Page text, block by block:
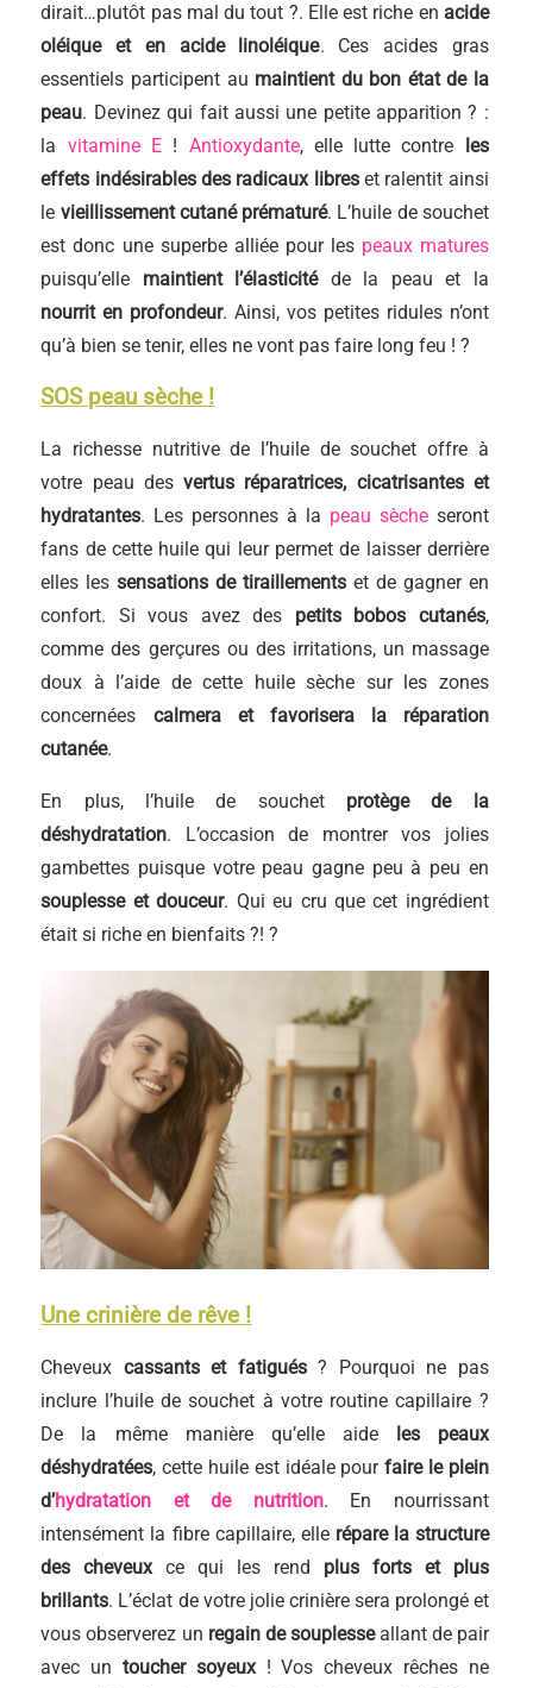
dirait…plutôt pas mal du tout ?. Elle est riche en acide
oléique et en acide linoléique. Ces acides gras
essentiels participent au maintient du bon état de la
peau. Devinez qui fait aussi une petite apparition ? :
la vitamine E ! Antioxydante, elle lutte contre les
effets indésirables des radicaux libreset ralentit ainsi
le vieillissement cutané prématuré. L’huile de souchet
est donc une superbe alliée pour les peaux matures
puisqu’elle maintient l’élasticitéde la peau et la
nourrit en profondeur. Ainsi, vos petites ridules n’ont
qu’à bien se tenir, elles ne vont pas faire long feu ! ?
SOS peau sèche !
La richesse nutritive de l’huile de souchet offre à
votre peau desvertus réparatrices, cicatrisantes et
hydratantes. Les personnes à la peau sècheseront
fans de cette huile qui leur permet de laisser derrière
elles lessensations de tiraillements et de gagner en
confort. Si vous avez des petits bobos cutanés,
comme des gerçures ou des irritations, un massage
doux à l’aide de cette huile sèche sur les zones
concernées calmera et favorisera la réparation
cutanée.
En plus, l’huile de souchet protège de la
déshydratation. L’occasion de montrer vos jolies
gambettes puisque votre peau gagne peu à peu en
souplesse et douceur. Qui eu cru que cet ingrédient
était si riche en bienfaits ?! ?
Une crinière de rêve !
Cheveux cassants et fatigués? Pourquoi ne pas
inclure l’huile de souchet à votre routine capillaire ?
De la même manière qu’elle aide les peaux
déshydratées, cette huile est idéale pourfaire le plein
d’hydratation et de nutrition. En nourrissant
intensément la fibre capillaire, elle répare la structure
des cheveuxce qui les rend plus forts et plus
brillants. L’éclat de votre jolie crinière sera prolongé et
vous observerez un regain de souplesseallant de pair
avec untoucher soyeux! Vos cheveux rêches ne